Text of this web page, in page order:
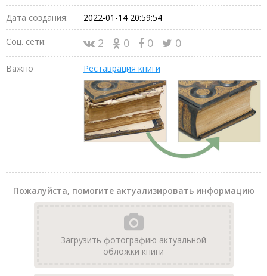
Дата создания: 2022-01-14 20:59:54
Соц. сети: 2 0 0 0
Важно Реставрация книги
Пожалуйста, помогите актуализировать информацию
Загрузить фотографию актуальной
обложки книги